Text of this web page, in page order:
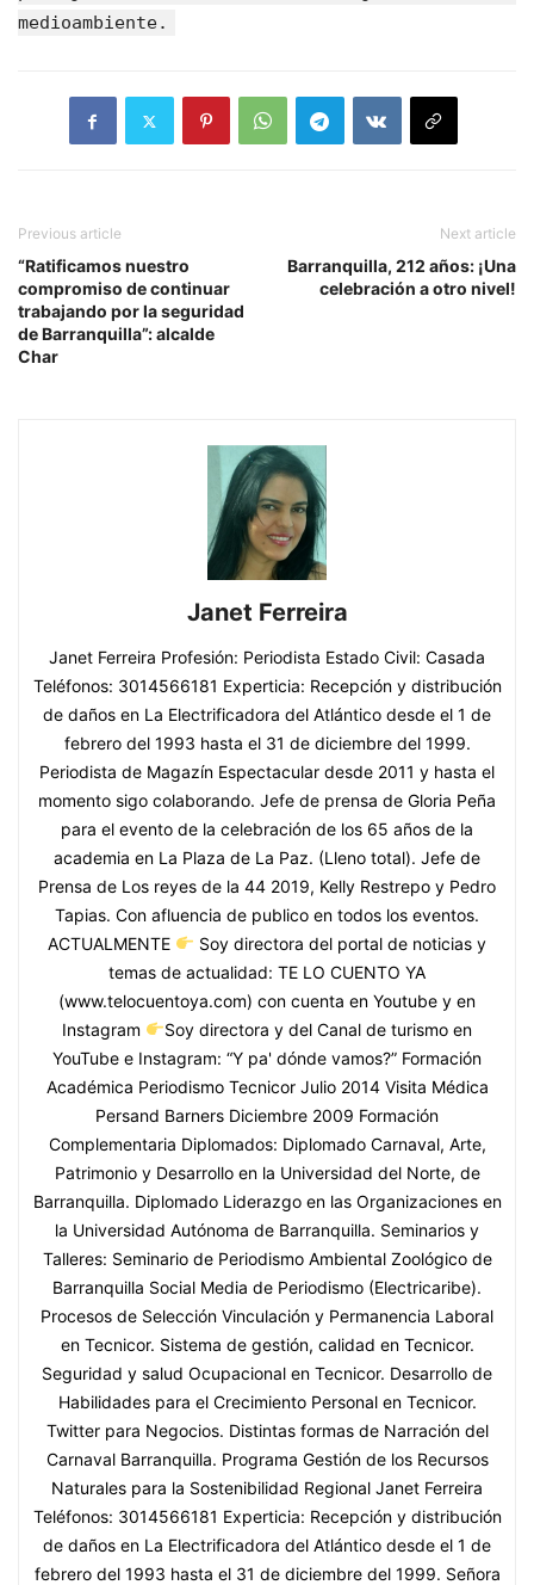
medioambiente.
Previous article
“Ratificamos nuestro
compromiso de continuar
trabajando por la seguridad
de Barranquilla”: alcalde
Char
Next article
Barranquilla, 212 años: ¡Una
celebración a otro nivel!
Janet Ferreira
Janet Ferreira Profesión: Periodista Estado Civil: Casada
Teléfonos: 3014566181 Experticia: Recepción y distribución
de daños en La Electrificadora del Atlántico desde el 1 de
febrero del 1993 hasta el 31 de diciembre del 1999.
Periodista de Magazín Espectacular desde 2011 y hasta el
momento sigo colaborando. Jefe de prensa de Gloria Peña
para el evento de la celebración de los 65 años de la
academia en La Plaza de La Paz. (Lleno total). Jefe de
Prensa de Los reyes de la 44 2019, Kelly Restrepo y Pedro
Tapias. Con afluencia de publico en todos los eventos.
ACTUALMENTE
Soy directora del portal de noticias y
temas de actualidad: TE LO CUENTO YA
(www.telocuentoya.com) con cuenta en Youtube y en
Instagram
Soy directora y del Canal de turismo en
YouTube e Instagram: “Y pa' dónde vamos?” Formación
Académica Periodismo Tecnicor Julio 2014 Visita Médica
Persand Barners Diciembre 2009 Formación
Complementaria Diplomados: Diplomado Carnaval, Arte,
Patrimonio y Desarrollo en la Universidad del Norte, de
Barranquilla. Diplomado Liderazgo en las Organizaciones en
la Universidad Autónoma de Barranquilla. Seminarios y
Talleres: Seminario de Periodismo Ambiental Zoológico de
Barranquilla Social Media de Periodismo (Electricaribe).
Procesos de Selección Vinculación y Permanencia Laboral
en Tecnicor. Sistema de gestión, calidad en Tecnicor.
Seguridad y salud Ocupacional en Tecnicor. Desarrollo de
Habilidades para el Crecimiento Personal en Tecnicor.
Twitter para Negocios. Distintas formas de Narración del
Carnaval Barranquilla. Programa Gestión de los Recursos
Naturales para la Sostenibilidad Regional Janet Ferreira
Teléfonos: 3014566181 Experticia: Recepción y distribución
de daños en La Electrificadora del Atlántico desde el 1 de
febrero del 1993 hasta el 31 de diciembre del 1999. Señora